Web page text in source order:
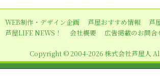
ー
シ
ン
WEB制作・デザイン企画 芦屋おすすめ情報
芦
芦屋LIFE NEWS！
会社概要 広告掲載のお問合
Copyright © 2004-2026 株式会社芦屋人